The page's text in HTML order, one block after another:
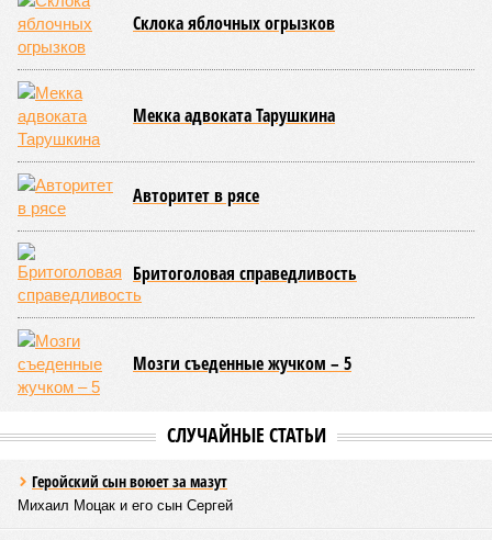
Склока яблочных огрызков
Мекка адвоката Тарушкина
Авторитет в рясе
Бритоголовая справедливость
Мозги съеденные жучком – 5
СЛУЧАЙНЫЕ СТАТЬИ
Геройский сын воюет за мазут
Михаил Моцак и его сын Сергей